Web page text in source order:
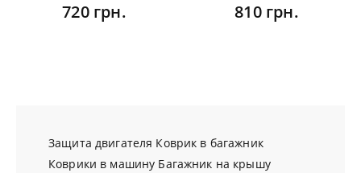
720 грн. 810 грн.
Защита двигателя Коврик в багажник
Коврики в машину Багажник на крышу